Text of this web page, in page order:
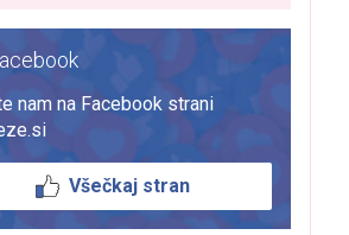
nam na Facebook strani
Všečkaj stran